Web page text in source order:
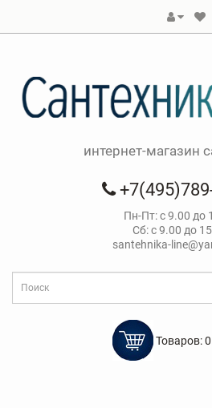
интернет-магазин
Пн-Пт: с 9.00 до
Сб: с 9.00 до
santehnika-
Товаров: